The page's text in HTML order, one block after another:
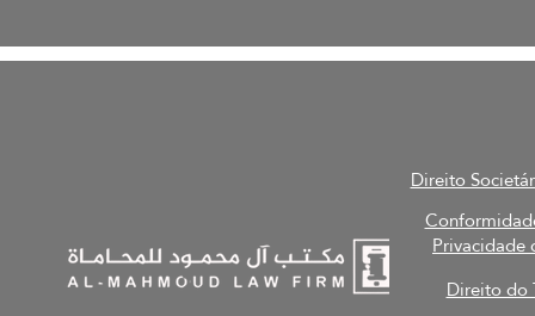
Direito
Privacidade
Direito do